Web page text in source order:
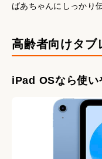
ばあちゃんにしっかり
高齢者向けタブ
iPad OSなら使い